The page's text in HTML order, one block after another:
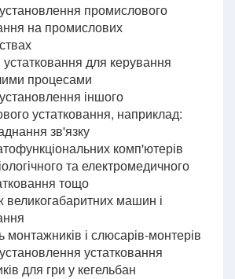
промислового
на промислових
для керування
процесами
іншого
устатковання, наприклад:
зв'язку
комп'ютерів
та електромедичного
тощо
машин і
монтажників і слюсарів-монтерів
устатковання
для гри у кегельбан